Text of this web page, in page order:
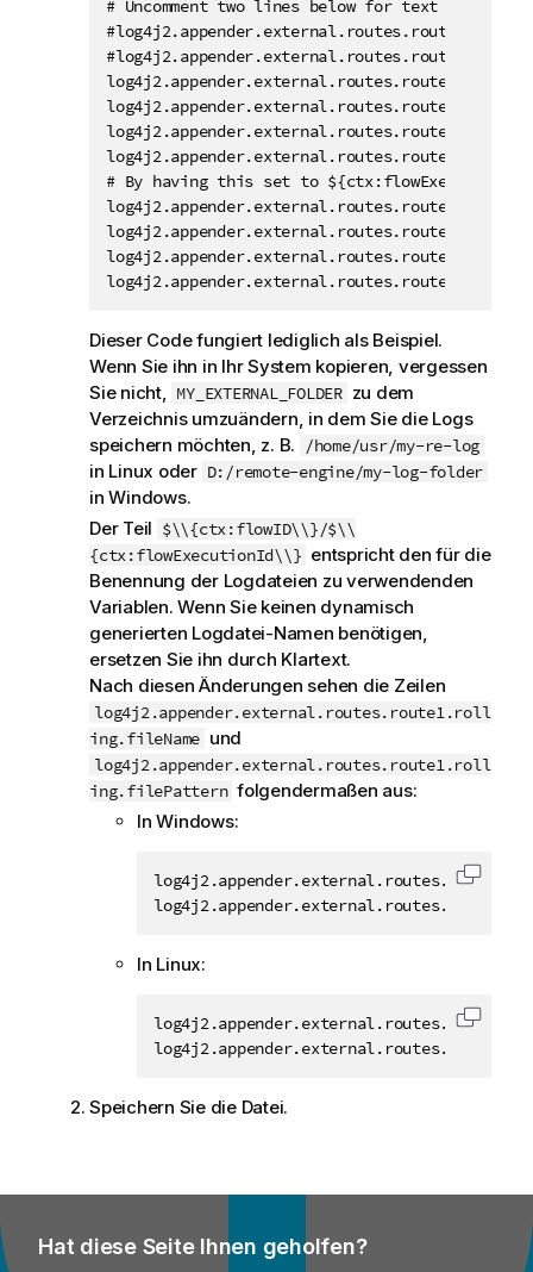
# Uncomment two lines below for text pattern
# By having this set to
log4j2.appender.external.routes.route2.type =
log4j2.appender.external.routes.route2.key
Dieser Code fungiert lediglich als Beispiel.
Wenn Sie ihn in Ihr System kopieren, vergessen
Sie nicht, MY_EXTERNAL_FOLDER zu dem
Verzeichnis umzuändern, in dem Sie die Logs
speichern möchten, z. B.
/home/usr/my-re-log
in Linux oder D:/remote-engine/my-log-folder
in Windows.
Der Teil $\\{ctx:flowID\\}/$\\
{ctx:flowExecutionId\\} entspricht den für die
Benennung der Logdateien zu verwendenden
Variablen. Wenn Sie keinen dynamisch
generierten Logdatei-Namen benötigen,
ersetzen Sie ihn durch Klartext.
Nach diesen Änderungen sehen die Zeilen
log4j2.appender.external.routes.route1.roll
ing.fileName und
log4j2.appender.external.routes.route1.roll
ing.filePattern folgendermaßen aus:
In Windows:
Code
In Linux:
Code
Speichern Sie die Datei.
Hat diese Seite Ihnen geholfen?